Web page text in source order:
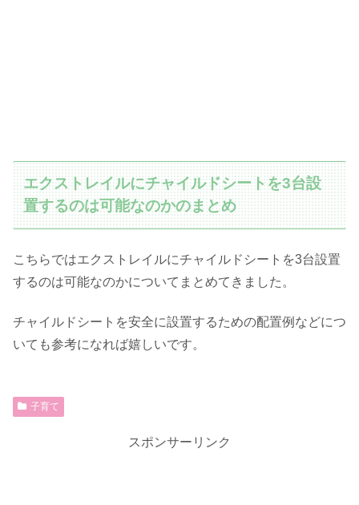
エクストレイルにチャイルドシートを3台設
置するのは可能なのかのまとめ
こちらではエクストレイルにチャイルドシートを3台設置
するのは可能なのかについてまとめてきました。
チャイルドシートを安全に設置するための配置例などにつ
いても参考になれば嬉しいです。
子育て
スポンサーリンク